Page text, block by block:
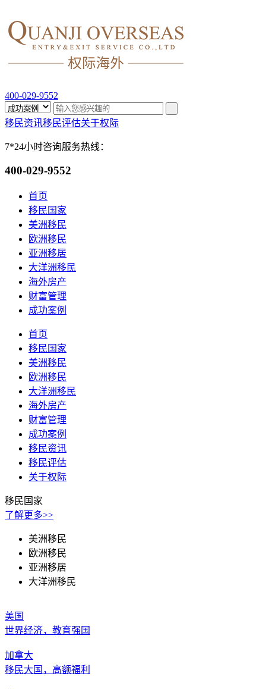
400-029-9552
移民资讯移民评估关于权际
7*24小时咨询服务热线：
400-029-9552
首页
移民国家
美洲移民
欧洲移民
亚洲移居
大洋洲移民
海外房产
财富管理
成功案例
首页
移民国家
美洲移民
欧洲移民
大洋洲移民
海外房产
财富管理
成功案例
移民资讯
移民评估
关于权际
移民国家
了解更多>>
美洲移民
欧洲移民
亚洲移居
大洋洲移民
美国
世界经济，教育强国
加拿大
移民大国，高额福利